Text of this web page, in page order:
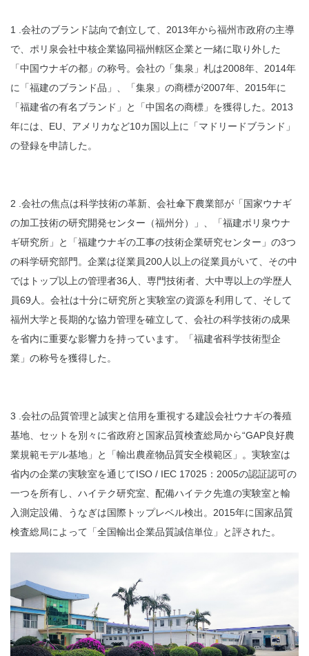
1 .会社のブランド誌向で創立して、2013年から福州市政府の主導
で、ポリ泉会社中核企業協同福州轄区企業と一緒に取り外した
「中国ウナギの都」の称号。会社の「集泉」札は2008年、2014年
に「福建のブランド品」、「集泉」の商標が2007年、2015年に
「福建省の有名ブランド」と「中国名の商標」を獲得した。2013
年には、EU、アメリカなど10カ国以上に「マドリードブランド」
の登録を申請した。
2 .会社の焦点は科学技術の革新、会社傘下農業部が「国家ウナギ
の加工技術の研究開発センター（福州分）」、「福建ポリ泉ウナ
ギ研究所」と「福建ウナギの工事の技術企業研究センター」の3つ
の科学研究部門。企業は従業員200人以上の従業員がいて、その中
ではトップ以上の管理者36人、専門技術者、大中専以上の学歴人
員69人。会社は十分に研究所と実験室の資源を利用して、そして
福州大学と長期的な協力管理を確立して、会社の科学技術の成果
を省内に重要な影響力を持っています。「福建省科学技術型企
業」の称号を獲得した。
3 .会社の品質管理と誠実と信用を重視する建設会社ウナギの養殖
基地、セットを別々に省政府と国家品質検査総局から“GAP良好農
業規範モデル基地」と「輸出農産物品質安全模範区」。実験室は
省内の企業の実験室を通じてISO / IEC 17025：2005の認証認可の
一つを所有し、ハイテク研究室、配備ハイテク先進の実験室と輸
入測定設備、うなぎは国際トップレベル検出。2015年に国家品質
検査総局によって「全国輸出企業品質誠信単位」と評された。